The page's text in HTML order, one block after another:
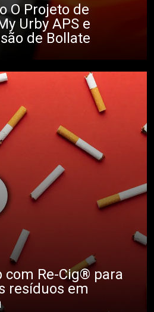
O Projeto de
Urby APS e
de Bollate
com Re-Cig® para
resíduos em